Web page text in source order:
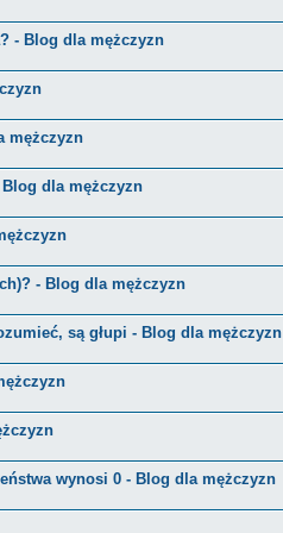
- Blog dla mężczyzn
mężczyzn
dla mężczyzn
- Blog dla mężczyzn
są głupi - Blog dla mężczyzn
wynosi 0 - Blog dla mężczyzn